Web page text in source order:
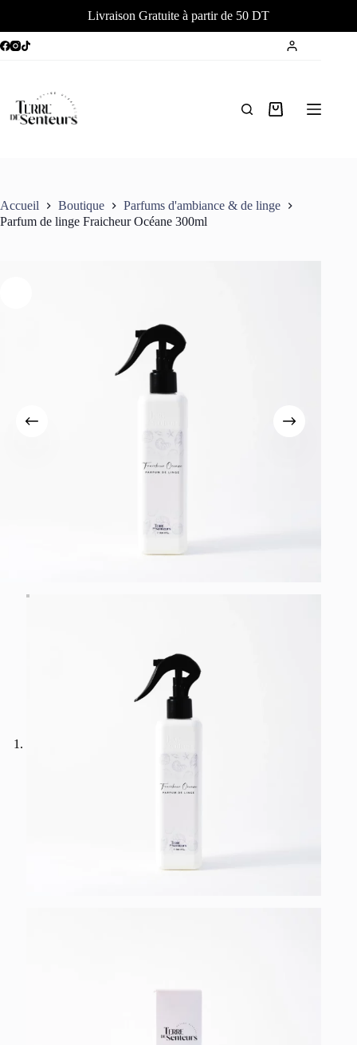
Livraison Gratuite à partir de 50 DT
Passer
au
Panier
Accueil Boutique
Parfums d'ambiance & de linge
Parfum de linge Fraicheur Océane 300ml